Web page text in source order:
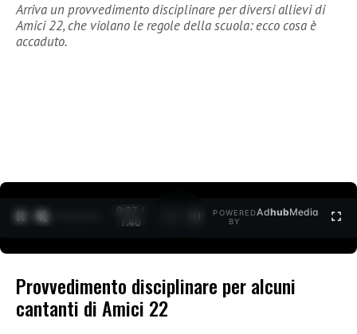
Arriva un provvedimento disciplinare per diversi allievi di
Amici 22, che violano le regole della scuola: ecco cosa è
accaduto.
0:28 /
1:40
POWERED
BY
AdhubMedia
Provvedimento disciplinare per alcuni
cantanti di Amici 22